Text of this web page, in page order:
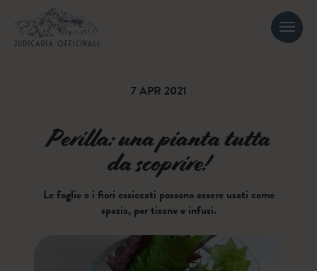
7 APR 2021
Perilla: una pianta tutta
da scoprire!
Le foglie e i fiori essiccati possono essere usati come
spezia, per tisane e infusi.